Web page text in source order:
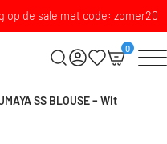
op de sale met code: zomer20
0
SS BLOUSE – Wit